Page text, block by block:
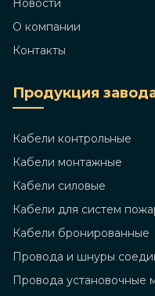
Новости
О компании
Контакты
Продукция
Кабели контрольные
Кабели монтажные
Кабели силовые
Кабели для систем
Кабели бронированные
Провода и шнуры
Провода установочные